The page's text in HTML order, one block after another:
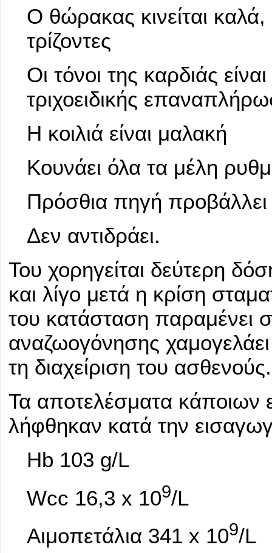
Ο θώρακας κινείται καλά,
τρίζοντες
Οι τόνοι της καρδιάς
τριχοειδικής
Η κοιλιά είναι μαλακή
Κουνάει όλα τα μέλη
Πρόσθια πηγή προβάλλει
Δεν αντιδράει.
Του χορηγείται δεύτερη
και λίγο μετά η κρίση
του κατάσταση παραμένει
αναζωογόνησης
τη διαχείριση του ασθενούς.
Τα αποτελέσματα κάποιων
λήφθηκαν κατά την
Hb 103 g/L
Wcc 16,3 x 109/L
Αιμοπετάλια 341 x 109/L